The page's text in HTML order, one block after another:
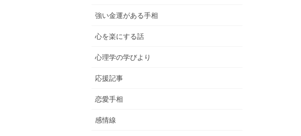
強い金運がある手相
心を楽にする話
心理学の学びより
応援記事
恋愛手相
感情線